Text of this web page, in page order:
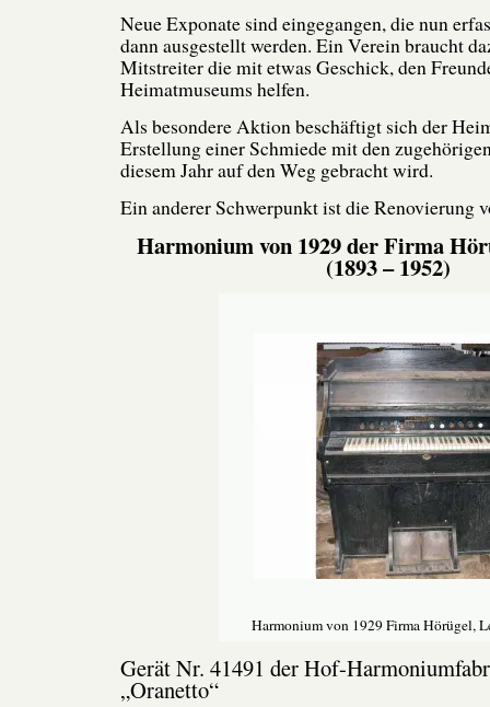
Neue Exponate sind eingegangen, die nun
dann ausgestellt werden. Ein Verein braucht
Mitstreiter die mit etwas Geschick, den
Heimatmuseums helfen.
Als besondere Aktion beschäftigt sich der
Erstellung einer Schmiede mit den
diesem Jahr auf den Weg gebracht wird.
Ein anderer Schwerpunkt ist die Renovierung
Harmonium von 1929 der Firma
(1893 – 1952)
Harmonium von 1929 Firma Hörügel,
Gerät Nr. 41491 der Hof-
„Oranetto“